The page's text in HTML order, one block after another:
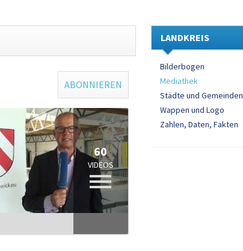
ABONNIEREN
60
VIDEOS
LANDKREIS
Bilderbogen
Mediathek
Städte und Gemeinden
Wappen und Logo
Zahlen, Daten, Fakten